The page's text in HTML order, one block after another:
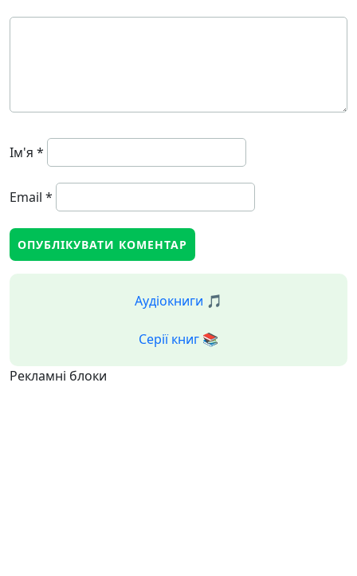
Ім'я *
Email *
Аудіокниги 🎵
Серії книг 📚
Рекламні блоки